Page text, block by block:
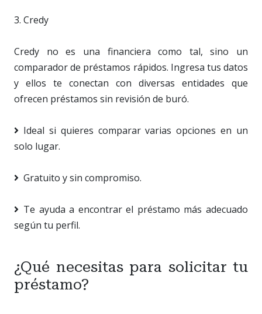
3. Credy
Credy no es una financiera como tal, sino un
comparador de préstamos rápidos. Ingresa tus datos
y ellos te conectan con diversas entidades que
ofrecen préstamos sin revisión de buró.
Ideal si quieres comparar varias opciones en un
solo lugar.
Gratuito y sin compromiso.
Te ayuda a encontrar el préstamo más adecuado
según tu perfil.
¿Qué necesitas para solicitar tu
préstamo?